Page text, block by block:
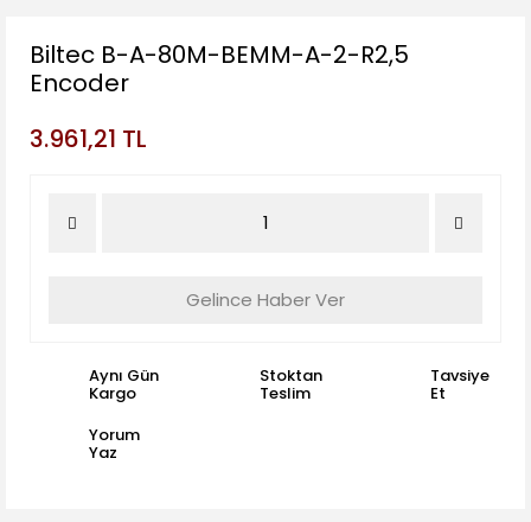
Biltec B-A-80M-BEMM-A-2-R2,5
Encoder
3.961,21 TL
Gelince Haber Ver
Aynı Gün
Kargo
Stoktan
Teslim
Tavsiye
Et
Yorum
Yaz